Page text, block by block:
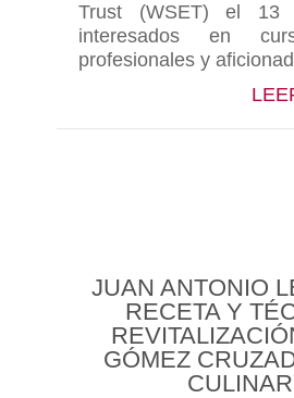
DE RIOJA UNIDAS
Trust (WSET) el 13
interesados en
profesionales y
JUAN ANTONIO
RECETA Y
GÓMEZ